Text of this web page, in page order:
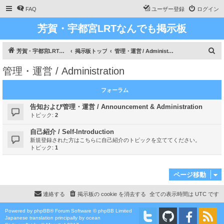
FAQ ログイン
ユーザー登録
芳賀・宇都宮LRTなんでも掲示板
芳賀・宇都宮LRT、ライトライン研究 掲示板トップ 管理・運営 / Administration
管理・運営 / Administration
フォーラム
告知および管理・運営 / Announcement & Administration
トピック: 2
自己紹介 / Self-Introduction
新規登録された方はこちらに自己紹介のトピックを立ててください。
トピック: 1
ページ移動
全ての表示時間は UTC です
掲示板の cookie を消去する
連絡する
Powered by phpBB® Forum Software © phpBB Limited
Japanese translation principally by ocean